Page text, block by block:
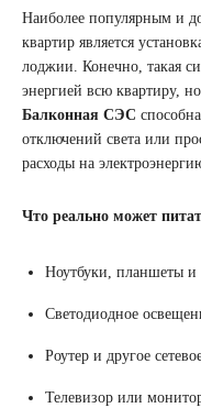
Наиболее популярным и
квартир является
лоджии. Конечно, такая
энергией всю квартиру,
Балконная СЭС
отключений света или
расходы на
Что реально может
Ноутбуки, планшеты
Светодиодное
Роутер и другое
Телевизор или